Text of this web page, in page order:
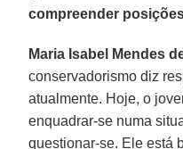
compreender
Maria Isabel Mendes
conservadorismo diz
atualmente. Hoje, o
enquadrar-se numa
questionar-se. Ele está